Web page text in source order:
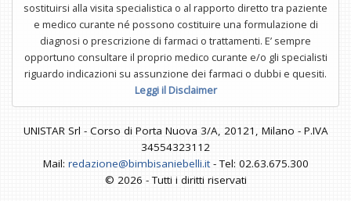
sostituirsi alla visita specialistica o al rapporto diretto tra paziente
e medico curante né possono costituire una formulazione di
diagnosi o prescrizione di farmaci o trattamenti. E’ sempre
opportuno consultare il proprio medico curante e/o gli specialisti
riguardo indicazioni su assunzione dei farmaci o dubbi e quesiti.
Leggi il Disclaimer
UNISTAR Srl - Corso di Porta Nuova 3/A, 20121, Milano - P.IVA
34554323112
Mail: redazione@bimbisaniebelli.it- Tel: 02.63.675.300
© 2026 - Tutti i diritti riservati